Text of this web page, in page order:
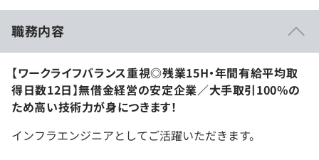
職務内容
【ワークライフバランス重視◎残業15H・年間有給平均取
得日数12日】無借金経営の安定企業／大手取引100%の
ため高い技術力が身につきます！
インフラエンジニアとしてご活躍いただきます。